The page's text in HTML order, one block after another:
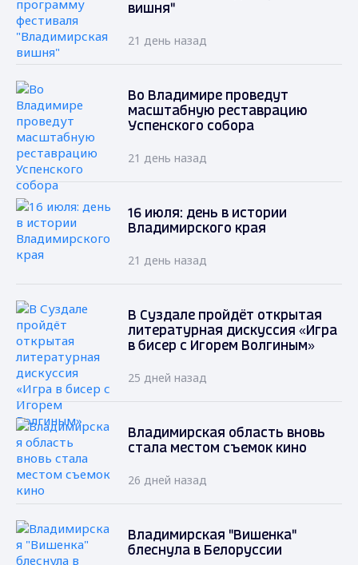
вишня"
21 день назад
Во Владимире проведут
масштабную реставрацию
Успенского собора
21 день назад
16 июля: день в истории
Владимирского края
21 день назад
В Суздале пройдёт открытая
литературная дискуссия «Игра
в бисер с Игорем Волгиным»
25 дней назад
Владимирская область вновь
стала местом съемок кино
26 дней назад
Владимирская "Вишенка"
блеснула в Белоруссии